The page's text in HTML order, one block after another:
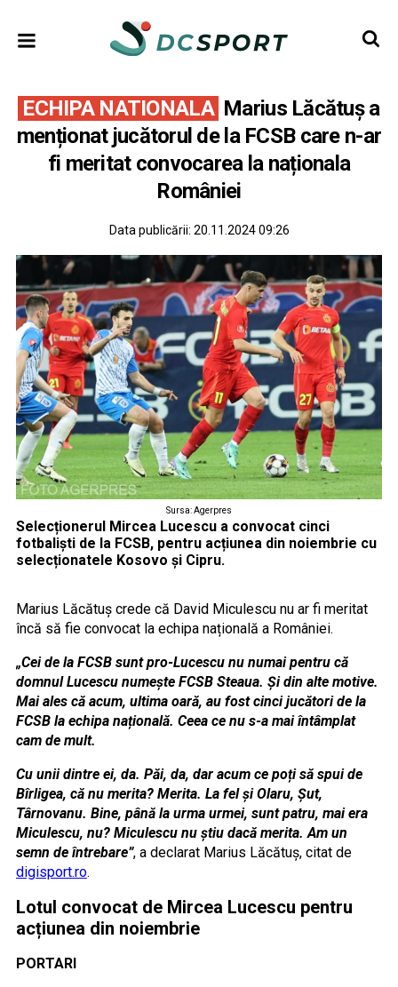
ECHIPA NATIONALA Marius Lăcătuș a
menționat jucătorul de la FCSB care n-ar
fi meritat convocarea la naționala
României
Data publicării: 20.11.2024 09:26
Sursa: Agerpres
Selecționerul Mircea Lucescu a convocat cinci
fotbaliști de la FCSB, pentru acțiunea din noiembrie cu
selecționatele Kosovo și Cipru.
Marius Lăcătuș crede că David Miculescu nu ar fi meritat
încă să fie convocat la echipa națională a României.
„Cei de la FCSB sunt pro-Lucescu nu numai pentru că
domnul Lucescu numește FCSB Steaua. Și din alte motive.
Mai ales că acum, ultima oară, au fost cinci jucători de la
FCSB la echipa națională. Ceea ce nu s-a mai întâmplat
cam de mult.
Cu unii dintre ei, da. Păi, da, dar acum ce poți să spui de
Bîrligea, că nu merita? Merita. La fel și Olaru, Șut,
Târnovanu. Bine, până la urma urmei, sunt patru, mai era
Miculescu, nu? Miculescu nu știu dacă merita. Am un
semn de întrebare”, a declarat Marius Lăcătuș, citat de
digisport.ro.
Lotul convocat de Mircea Lucescu pentru
acțiunea din noiembrie
PORTARI